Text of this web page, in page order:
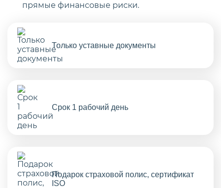
прямые финансовые риски.
Только уставные документы
Срок 1 рабочий день
Подарок страховой полис, сертификат
ISO